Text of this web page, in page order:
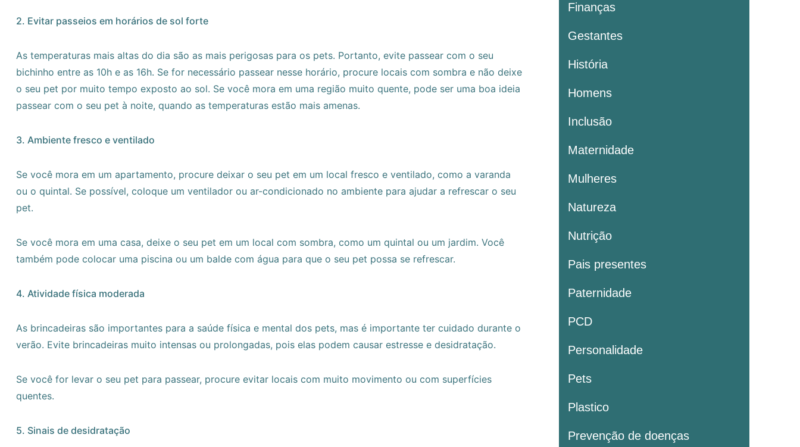
2. Evitar passeios em horários de sol forte
As temperaturas mais altas do dia são as mais perigosas para os pets. Portanto, evite passear com o seu
bichinho entre as 10h e as 16h. Se for necessário passear nesse horário, procure locais com sombra e não deixe
o seu pet por muito tempo exposto ao sol. Se você mora em uma região muito quente, pode ser uma boa ideia
passear com o seu pet à noite, quando as temperaturas estão mais amenas.
3. Ambiente fresco e ventilado
Se você mora em um apartamento, procure deixar o seu pet em um local fresco e ventilado, como a varanda
ou o quintal. Se possível, coloque um ventilador ou ar-condicionado no ambiente para ajudar a refrescar o seu
pet.
Se você mora em uma casa, deixe o seu pet em um local com sombra, como um quintal ou um jardim. Você
também pode colocar uma piscina ou um balde com água para que o seu pet possa se refrescar.
4. Atividade física moderada
As brincadeiras são importantes para a saúde física e mental dos pets, mas é importante ter cuidado durante o
verão. Evite brincadeiras muito intensas ou prolongadas, pois elas podem causar estresse e desidratação.
Se você for levar o seu pet para passear, procure evitar locais com muito movimento ou com superfícies
quentes.
5. Sinais de desidratação
Finanças
Gestantes
História
Homens
Inclusão
Maternidade
Mulheres
Natureza
Nutrição
Pais presentes
Paternidade
PCD
Personalidade
Pets
Plastico
Prevenção de doenças